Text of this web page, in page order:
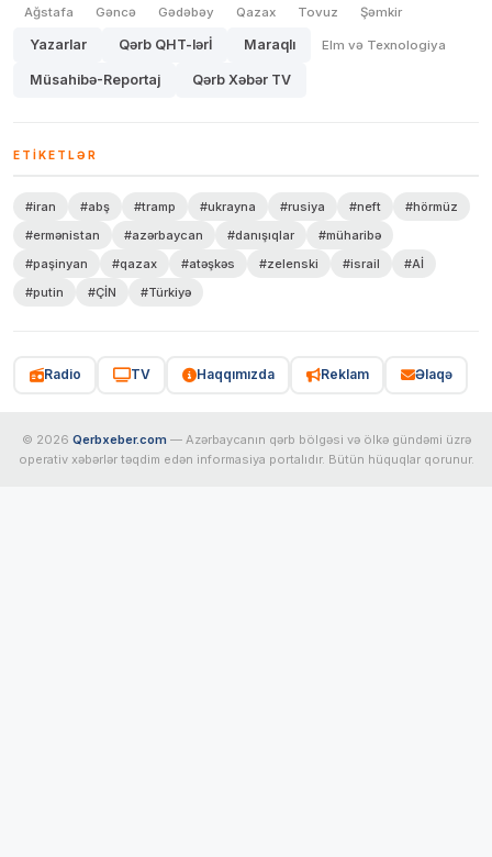
Ağstafa Gəncə Gədəbəy Qazax Tovuz Şəmkir
Yazarlar Qərb QHT-lərİ Maraqlı Elm və Texnologiya
Müsahibə-Reportaj Qərb Xəbər TV
ETIKETLƏR
#iran #abş #tramp #ukrayna #rusiya #neft
#hörmüz
#ermənistan
#azərbaycan #danışıqlar
#müharibə
#paşinyan
#qazax #atəşkəs #zelenski #israil
#Aİ
#putin
#ÇİN #Türkiyə
Radio TV Haqqımızda Reklam Əlaqə
© 2026 Qerbxeber.com — Azərbaycanın qərb bölgəsi və ölkə gündəmi üzrə
operativ xəbərlər təqdim edən informasiya portalıdır. Bütün hüquqlar qorunur.